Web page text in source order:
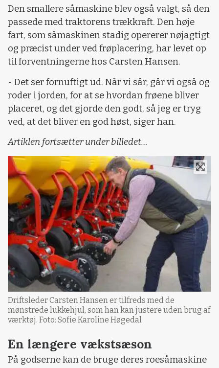
Den smallere såmaskine blev også valgt, så den
passede med traktorens trækkraft. Den høje
fart, som såmaskinen stadig opererer nøjagtigt
og præcist under ved frøplacering, har levet op
til forventningerne hos Carsten Hansen.
- Det ser fornuftigt ud. Når vi sår, går vi også og
roder i jorden, for at se hvordan frøene bliver
placeret, og det gjorde den godt, så jeg er tryg
ved, at det bliver en god høst, siger han.
Artiklen fortsætter under billedet…
Driftsleder Carsten Hansen er tilfreds med de
mønstrede lukkehjul, som han kan justere uden brug af
værktøj. Foto: Sofie Karoline Høgedal
En længere vækstsæson
På godserne kan de bruge deres roesåmaskine